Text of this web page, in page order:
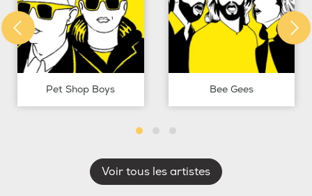
Pet Shop Boys Bee Gees
Voir tous les artistes